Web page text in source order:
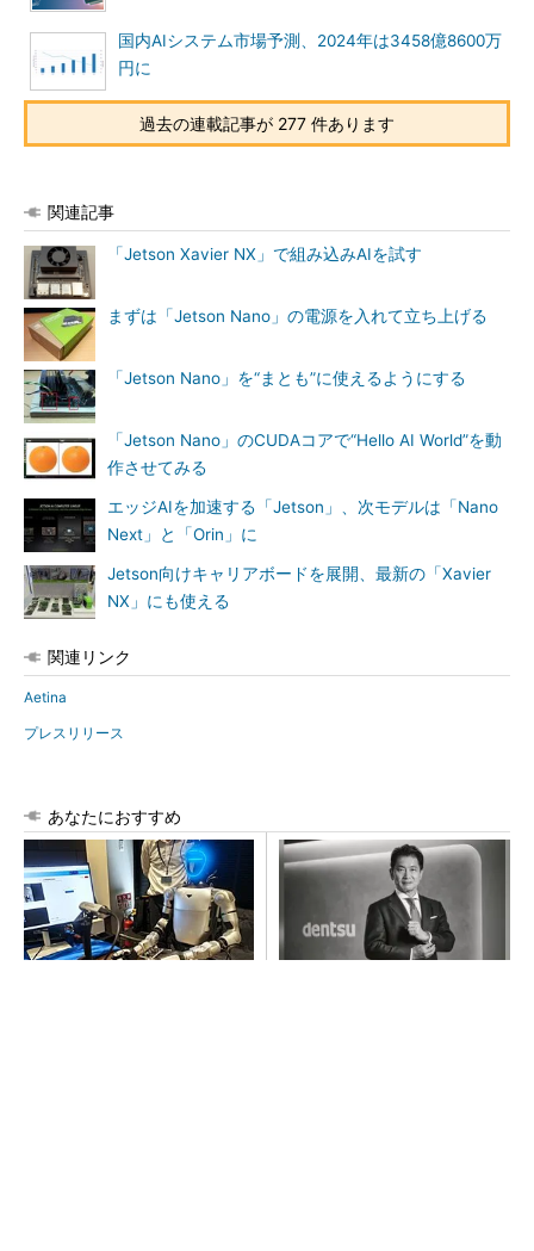
国内AIシステム市場予測、2024年は3458億8600万
円に
過去の連載記事が 277 件あります
関連記事
「Jetson Xavier NX」で組み込みAIを試す
まずは「Jetson Nano」の電源を入れて立ち上げる
「Jetson Nano」を“まとも”に使えるようにする
「Jetson Nano」のCUDAコアで“Hello AI World”を動
作させてみる
エッジAIを加速する「Jetson」、次モデルは「Nano
Next」と「Orin」に
Jetson向けキャリアボードを展開、最新の「Xavier
NX」にも使える
関連リンク
Aetina
プレスリリース
あなたにおすすめ